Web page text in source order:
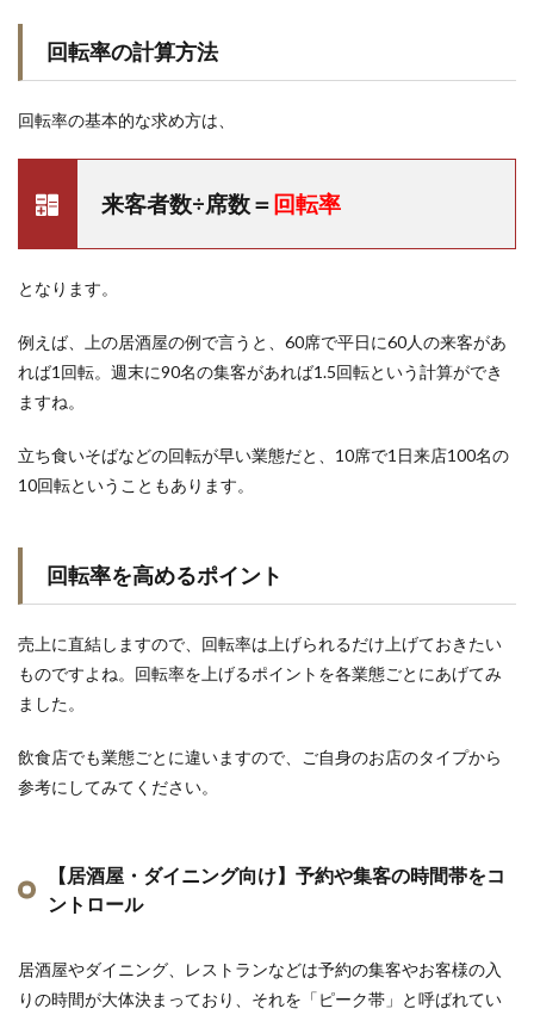
回転率の計算方法
回転率の基本的な求め方は、
来客者数÷席数＝ 回転率
となります。
例えば、上の居酒屋の例で言うと、60席で平日に60人の来客があ
れば1回転。週末に90名の集客があれば1.5回転という計算ができ
ますね。
立ち食いそばなどの回転が早い業態だと、10席で1日来店100名の
10回転ということもあります。
回転率を高めるポイント
売上に直結しますので、回転率は上げられるだけ上げておきたい
ものですよね。回転率を上げるポイントを各業態ごとにあげてみ
ました。
飲食店でも業態ごとに違いますので、ご自身のお店のタイプから
参考にしてみてください。
【居酒屋・ダイニング向け】予約や集客の時間帯をコ
ントロール
居酒屋やダイニング、レストランなどは予約の集客やお客様の入
りの時間が大体決まっており、それを「ピーク帯」と呼ばれてい